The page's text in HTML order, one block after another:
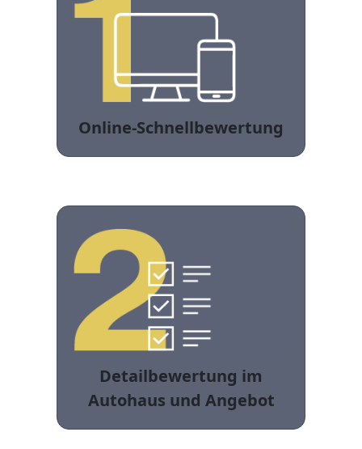
Online-Schnellbewertung
Detailbewertung im
Autohaus und Angebot